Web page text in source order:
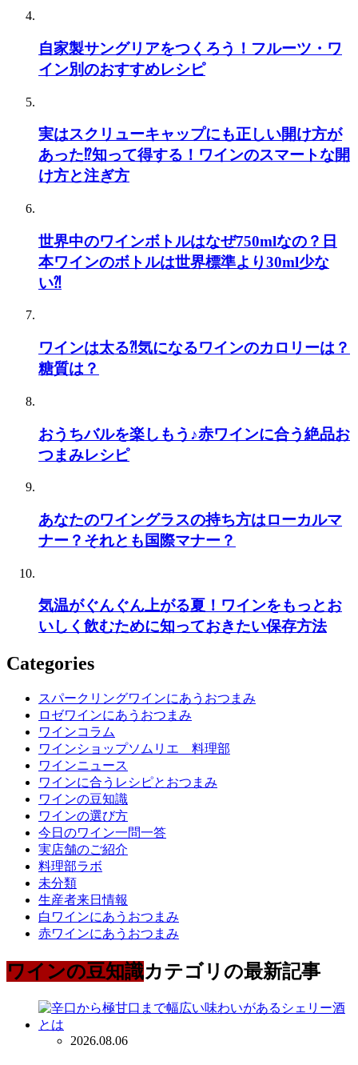
自家製サングリアをつくろう！フルーツ・ワ
イン別のおすすめレシピ
実はスクリューキャップにも正しい開け方が
あった⁉知って得する！ワインのスマートな開
け方と注ぎ方
世界中のワインボトルはなぜ750mlなの？日
本ワインのボトルは世界標準より30ml少な
い⁈
ワインは太る⁈気になるワインのカロリーは？
糖質は？
おうちバルを楽しもう♪赤ワインに合う絶品お
つまみレシピ
あなたのワイングラスの持ち方はローカルマ
ナー？それとも国際マナー？
気温がぐんぐん上がる夏！ワインをもっとお
いしく飲むために知っておきたい保存方法
Categories
スパークリングワインにあうおつまみ
ロゼワインにあうおつまみ
ワインコラム
ワインショップソムリエ 料理部
ワインニュース
ワインに合うレシピとおつまみ
ワインの豆知識
ワインの選び方
今日のワイン一問一答
実店舗のご紹介
料理部ラボ
未分類
生産者来日情報
白ワインにあうおつまみ
赤ワインにあうおつまみ
ワインの豆知識カテゴリの最新記事
2026.08.06